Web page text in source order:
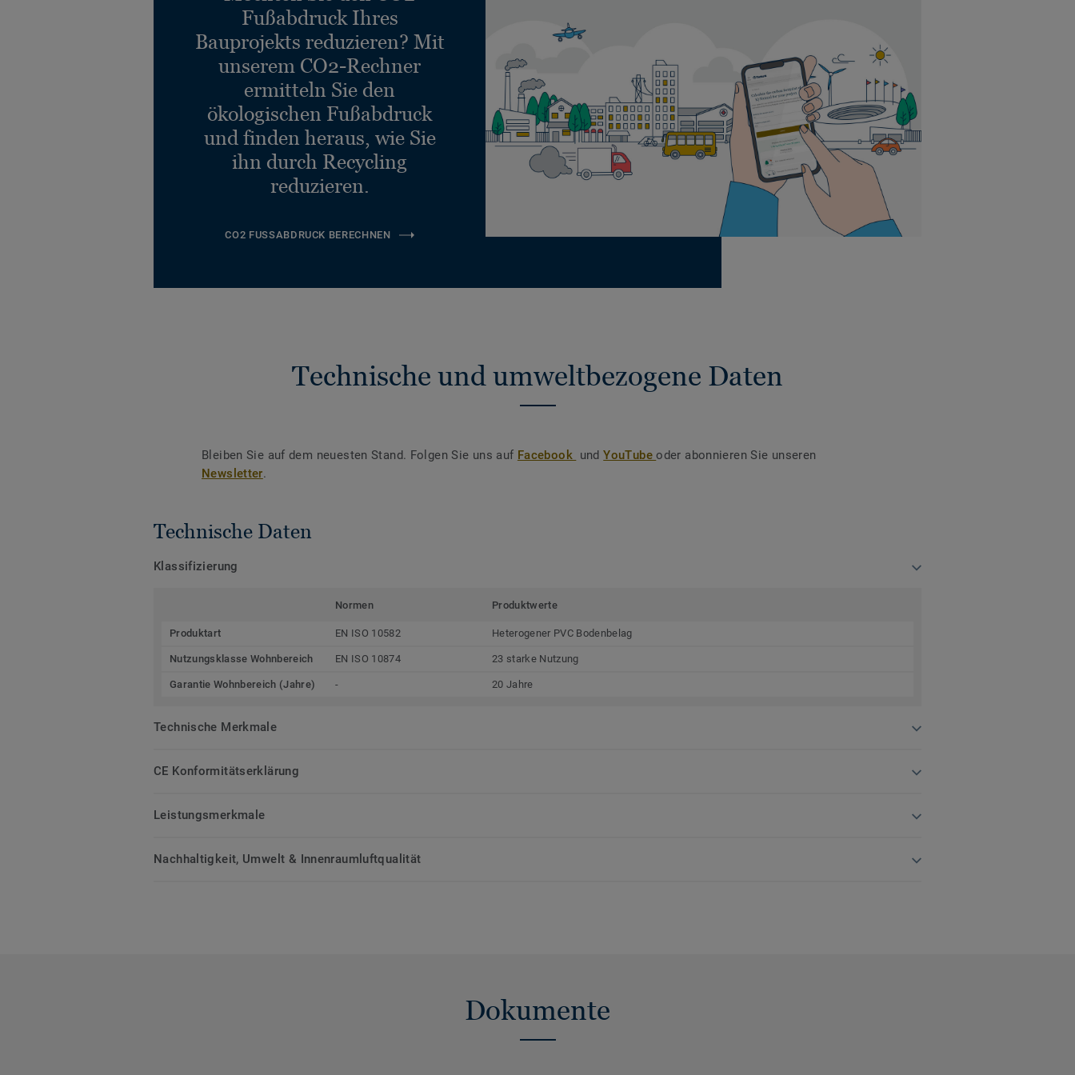
Fußabdruck Ihres
Bauprojekts reduzieren? Mit
unserem CO2-Rechner
ermitteln Sie den
ökologischen Fußabdruck
und finden heraus, wie Sie
ihn durch Recycling
reduzieren.
CO2 FUSSABDRUCK BERECHNEN
Technische und umweltbezogene Daten
Bleiben Sie auf dem neuesten Stand. Folgen Sie uns auf Facebook undYouTubeoder abonnieren Sie unseren
Newsletter.
Technische Daten
Klassifizierung
Normen Produktwerte
Produktart EN ISO 10582 Heterogener PVC Bodenbelag
Nutzungsklasse Wohnbereich EN ISO 10874 23 starke Nutzung
Garantie Wohnbereich (Jahre) - 20 Jahre
Technische Merkmale
CE Konformitätserklärung
Leistungsmerkmale
Nachhaltigkeit, Umwelt & Innenraumluftqualität
Dokumente